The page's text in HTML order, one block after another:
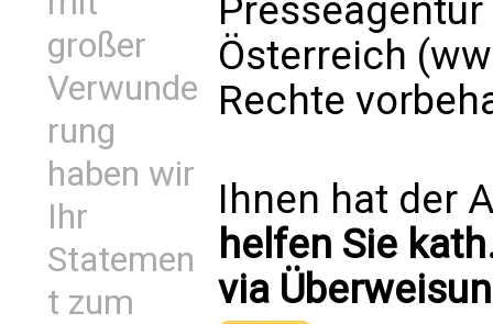
großer
Verwunde
rung
haben wir
Ihr
Statemen
t zum
Presseagentur
Österreich
Rechte
Ihnen hat der
helfen Sie
via